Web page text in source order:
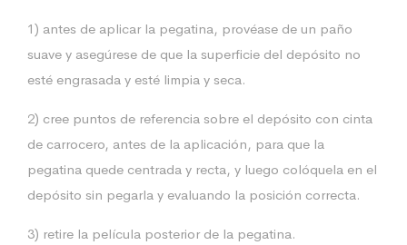
1) antes de aplicar la pegatina, provéase de un paño
suave y asegúrese de que la superficie del depósito no
esté engrasada y esté limpia y seca.
2) cree puntos de referencia sobre el depósito con cinta
de carrocero, antes de la aplicación, para que la
pegatina quede centrada y recta, y luego colóquela en el
depósito sin pegarla y evaluando la posición correcta.
3) retire la película posterior de la pegatina.